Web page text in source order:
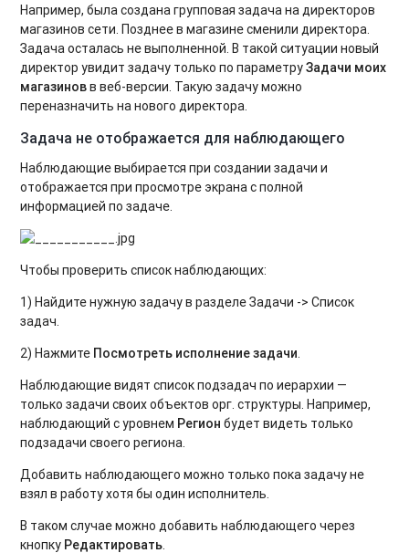
Например, была создана групповая задача на директоров
магазинов сети. Позднее в магазине сменили директора.
Задача осталась не выполненной. В такой ситуации новый
директор увидит задачу только по параметруЗадачи моих
магазиновв веб-версии. Такую задачу можно
переназначить на нового директора.
Задача не отображается для наблюдающего
Наблюдающие выбирается при создании задачи и
отображается при просмотре экрана с полной
информацией по задаче.
Чтобы проверить список наблюдающих:
1) Найдите нужную задачу в разделе Задачи -> Список
задач.
2) Нажмите Посмотреть исполнение задачи.
Наблюдающие видят список подзадач по иерархии —
только задачи своих объектов орг. структуры. Например,
наблюдающий c уровнем Регион будет видеть только
подзадачи своего региона.
Добавить наблюдающего можно только пока задачу не
взял в работу хотя бы один исполнитель.
В таком случае можно добавить наблюдающего через
кнопку Редактировать.